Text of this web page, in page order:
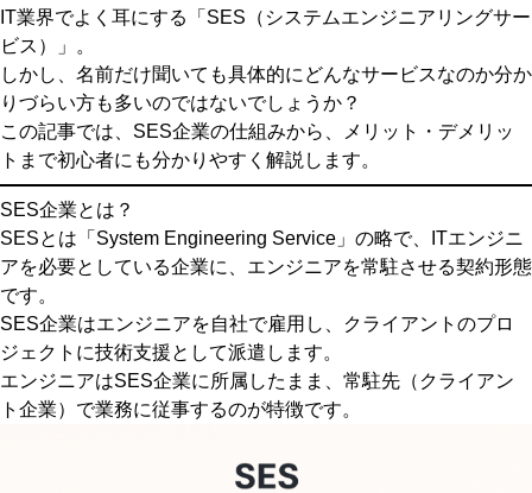
IT業界でよく耳にする「SES（システムエンジニアリングサー
ビス）」。
しかし、名前だけ聞いても具体的にどんなサービスなのか分か
りづらい方も多いのではないでしょうか？
この記事では、SES企業の仕組みから、メリット・デメリッ
トまで初心者にも分かりやすく解説します。
SES企業とは？
SESとは「System Engineering Service」の略で、ITエンジニ
アを必要としている企業に、エンジニアを常駐させる契約形態
です。
SES企業はエンジニアを自社で雇用し、クライアントのプロ
ジェクトに技術支援として派遣します。
エンジニアはSES企業に所属したまま、常駐先（クライアン
ト企業）で業務に従事するのが特徴です。